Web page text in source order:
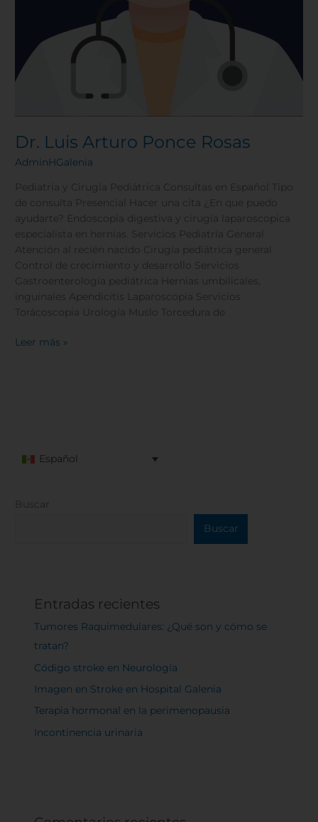
Dr. Luis Arturo Ponce Rosas
AdminHGalenia
Pediatría y Cirugía Pediátrica Consultas en Español Tipo
de consulta Presencial Hacer una cita ¿En que puedo
ayudarte? Endoscopia digestiva y cirugía laparoscopica
especialista en hernias. Servicios Pediatría General
Atención al recién nacido Cirugía pediátrica general
Control de crecimiento y desarrollo Servicios
Gastroenterología pediátrica Hernias umbilicales,
inguinales Apendicitis Laparoscopia Servicios
Torácoscopia Urología Muslo Torcedura de
Leer más »
Español
Buscar
Buscar
Entradas recientes
Tumores Raquimedulares: ¿Qué son y cómo se
tratan?
Código stroke en Neurología
Imagen en Stroke en Hospital Galenia
Terapia hormonal en la perimenopausia
Incontinencia urinaria